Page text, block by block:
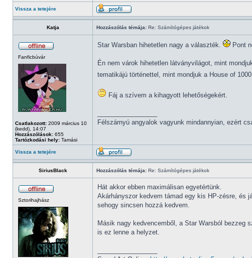
Vissza a tetejére
Katja Hozzászólás témája: Re: Számítógépes játékok
Fanficbúvár
Csatlakozott: 2009 március 10
(kedd), 14:07
Hozzászólások: 655
Tartózkodási hely: Tamási
Star Warsban hihetetlen nagy a választék. Pont
Én nem várok hihetetlen látványvilágot, mint
tematikájú történettel, mint mondjuk a House of
Fáj a szívem a kihagyott lehetőségekért.
Félszárnyú angyalok vagyunk mindannyian, ezért
Vissza a tetejére
SiriusBlack Hozzászólás témája: Re: Számítógépes játékok
Sztorihajhász
Hát akkor ebben maximálisan egyetértünk.
Akárhányszor kedvem támad egy kis HP-zésre, és
sehogy sincsen hozzá kedvem.
Másik nagy kedvencemből, a Star Warsból bezzeg
is ez lenne a helyzet.